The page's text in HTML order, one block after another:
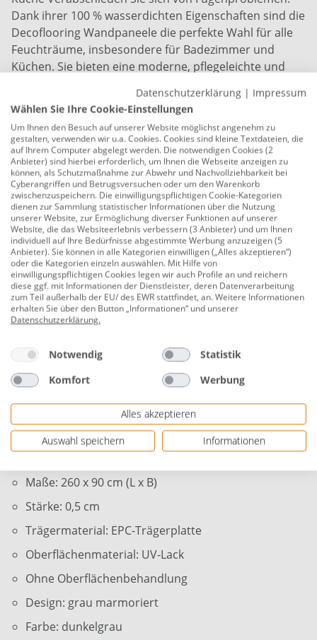
Dank ihrer 100 % wasserdichten Eigenschaften sind die
Decoflooring Wandpaneele die perfekte Wahl für alle
Feuchträume, insbesondere für Badezimmer und
Küchen. Sie bieten eine moderne, pflegeleichte und
das Material weder schimmelt noch sich verzieht.
Genießen Sie die Schönheit von Marmor selbst in
Duschbereichen ohne die Nachteile poröser Fugen.
Großformatige Verlegung leicht gemacht Die Montage
Ihrer neuen Luxuswände ist erstaunlich einfach und
sauber. Die großformatigen Paneele von 260cm x
90cm ermöglichen eine schnelle Abdeckung großer
Flächen. Durch das durchdachte Nut-Feder-System
lassen sich die Platten mühelos bündig
aneinanderfügen, wodurch ein nahezu nahtloses
Gesamtbild entsteht, das die Eleganz des Marmors
optimal zur Geltung bringt. Zur Befestigung benötigen
Sie lediglich einen geeigneten Montagekleber. Für den
Einsatz in Nassbereichen empfehlen wir, die Feder
absolut wasserdichte und dauerhafte Verbindung zu
gewährleisten. Voraussetzung für die Montage in
Nassbereichen ist eine fachmännisch erstellte
Dichtebene hinter den Paneelen.
Zur Wandverkleidung und Deckenverkleidung
Maße: 260 x 90 cm (L x B)
Stärke: 0,5 cm
Trägermaterial: EPC-Trägerplatte
Oberflächenmaterial: UV-Lack
Ohne Oberflächenbehandlung
Design: grau marmoriert
Farbe: dunkelgrau
Datenschutzerklärung | Impressum
Wählen Sie Ihre Cookie-Einstellungen
Um Ihnen den Besuch auf unserer Website möglichst angenehm zu
gestalten, verwenden wir u.a. Cookies. Cookies sind kleine Textdateien, die
auf Ihrem Computer abgelegt werden. Die notwendigen Cookies (2
Anbieter) sind hierbei erforderlich, um Ihnen die Webseite anzeigen zu
können, als Schutzmaßnahme zur Abwehr und Nachvollziehbarkeit bei
Cyberangriffen und Betrugsversuchen oder um den Warenkorb
zwischenzuspeichern. Die einwilligungspflichtigen Cookie-Kategorien
dienen zur Sammlung statistischer Informationen über die Nutzung
unserer Website, zur Ermöglichung diverser Funktionen auf unserer
Website, die das Websiteerlebnis verbessern (3 Anbieter) und um Ihnen
individuell auf Ihre Bedürfnisse abgestimmte Werbung anzuzeigen (5
Anbieter). Sie können in alle Kategorien einwilligen („Alles akzeptieren“)
oder die Kategorien einzeln auswählen. Mit Hilfe von
einwilligungspflichtigen Cookies legen wir auch Profile an und reichern
diese ggf. mit Informationen der Dienstleister, deren Datenverarbeitung
zum Teil außerhalb der EU/ des EWR stattfindet, an. Weitere Informationen
erhalten Sie über den Button „Informationen“ und unserer
Datenschutzerklärung.
Notwendig
Statistik
Komfort
Werbung
Alles akzeptieren
Auswahl speichern
Informationen